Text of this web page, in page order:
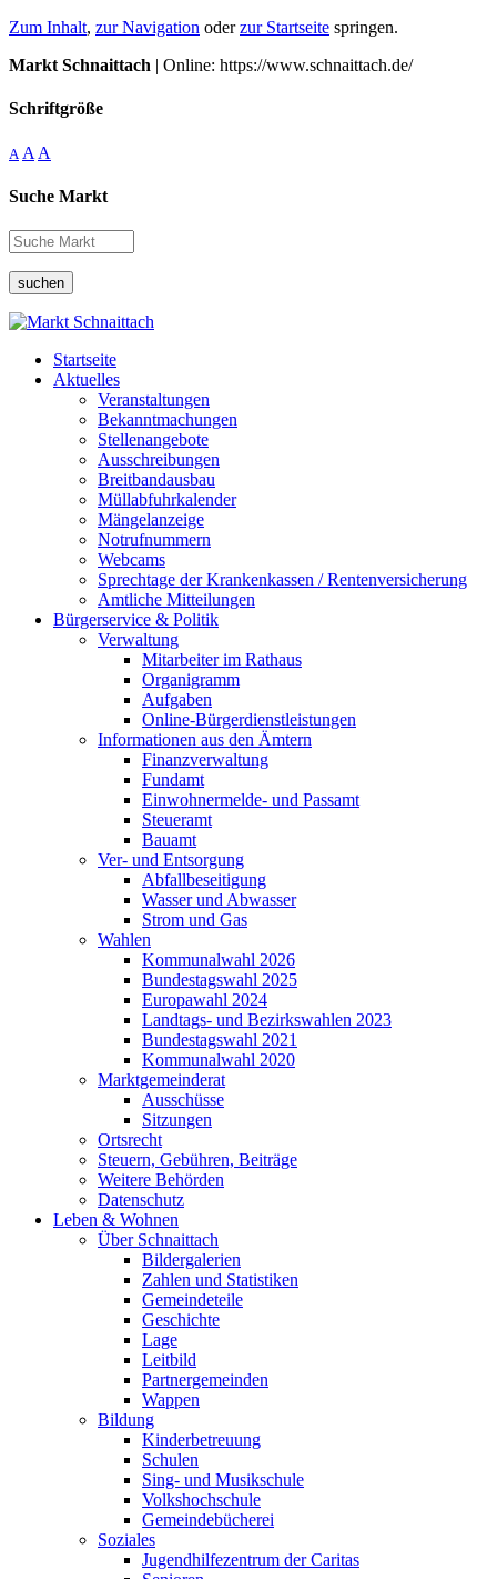
Zum Inhalt, zur Navigation oderzur Startseite springen.
Markt Schnaittach | Online: https://www.schnaittach.de/
Schriftgröße
A A A
Suche Markt
suchen
Startseite
Aktuelles
Veranstaltungen
Bekanntmachungen
Stellenangebote
Ausschreibungen
Breitbandausbau
Müllabfuhrkalender
Mängelanzeige
Notrufnummern
Webcams
Sprechtage der Krankenkassen / Rentenversicherung
Amtliche Mitteilungen
Bürgerservice & Politik
Verwaltung
Mitarbeiter im Rathaus
Organigramm
Aufgaben
Online-Bürgerdienstleistungen
Informationen aus den Ämtern
Finanzverwaltung
Fundamt
Einwohnermelde- und Passamt
Steueramt
Bauamt
Ver- und Entsorgung
Abfallbeseitigung
Wasser und Abwasser
Strom und Gas
Wahlen
Kommunalwahl 2026
Bundestagswahl 2025
Europawahl 2024
Landtags- und Bezirkswahlen 2023
Bundestagswahl 2021
Kommunalwahl 2020
Marktgemeinderat
Ausschüsse
Sitzungen
Ortsrecht
Steuern, Gebühren, Beiträge
Weitere Behörden
Datenschutz
Leben & Wohnen
Über Schnaittach
Bildergalerien
Zahlen und Statistiken
Gemeindeteile
Geschichte
Lage
Leitbild
Partnergemeinden
Wappen
Bildung
Kinderbetreuung
Schulen
Sing- und Musikschule
Volkshochschule
Gemeindebücherei
Soziales
Jugendhilfezentrum der Caritas